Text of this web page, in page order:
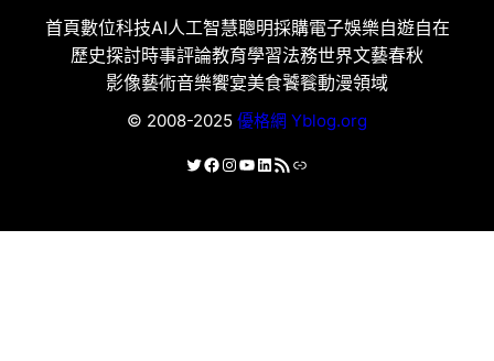
首頁數位科技AI人工智慧聰明採購電子娛樂自遊自在
歷史探討時事評論教育學習法務世界文藝春秋
影像藝術音樂饗宴美食饕餮動漫領域
© 2008-2025 優格網 Yblog.org
X Facebook
Instagram
YouTube
LinkedIn
RSS 資訊提供連結